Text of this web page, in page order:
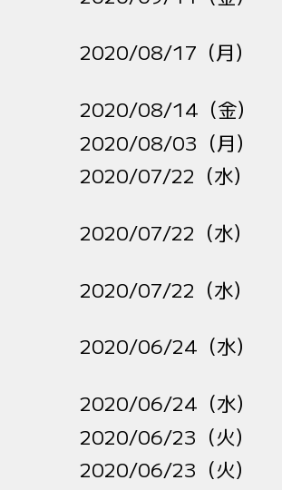
2020/08/17（月）
2020/08/14（金）
2020/08/03（月）
2020/07/22（水）
2020/07/22（水）
2020/07/22（水）
2020/06/24（水）
2020/06/24（水）
2020/06/23（火）
2020/06/23（火）